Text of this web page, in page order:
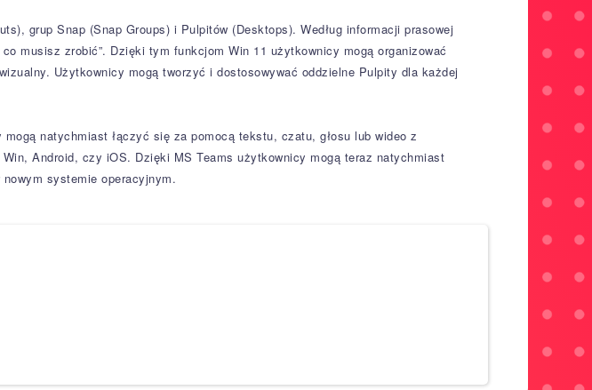
grup Snap (Snap Groups) i Pulpitów (Desktops). Według informacji prasowej
musisz zrobić”. Dzięki tym funkcjom Win 11 użytkownicy mogą organizować
Użytkownicy mogą tworzyć i dostosowywać oddzielne Pulpity dla każdej
natychmiast łączyć się za pomocą tekstu, czatu, głosu lub wideo z
Android, czy iOS. Dzięki MS Teams użytkownicy mogą teraz natychmiast
systemie operacyjnym.